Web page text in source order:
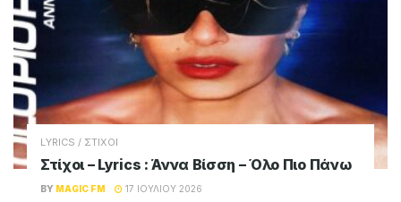
LYRICS / ΣΤΙΧΟΙ
Στίχοι – Lyrics : Άννα Βίσση – Όλο Πιο Πάνω
BY MAGIC FM 17 ΙΟΥΛΊΟΥ 2026